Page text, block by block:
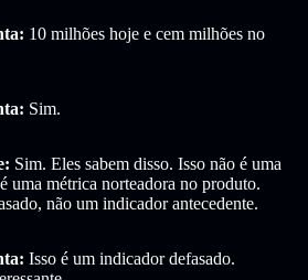
10 milhões hoje e cem milhões no
Sim.
Sim. Eles sabem disso. Isso não é uma
uma métrica norteadora no produto.
não um indicador antecedente.
Isso é um indicador defasado.